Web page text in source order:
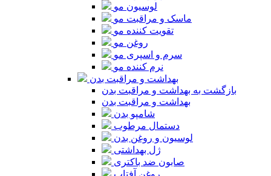
لوسیون مو
ماسک و مراقبت مو
تقویت کننده مو
روغن مو
سرم و اسپری مو
نرم کننده مو
بهداشت و مراقبت بدن
بازگشت به بهداشت و مراقبت بدن
بهداشت و مراقبت بدن
شامپو بدن
دستمال مرطوب
لوسیون و روغن بدن
ژل بهداشتی
صابون ضد باکتری
روغن آفتاب